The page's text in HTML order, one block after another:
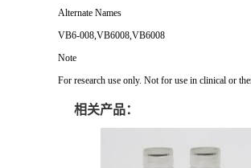
Alternate Names
VB6-008,VB6008,VB6008
Note
For research use only. Not for use in clinical or
相关产品：